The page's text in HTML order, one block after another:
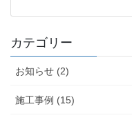
カテゴリー
お知らせ (2)
施工事例 (15)